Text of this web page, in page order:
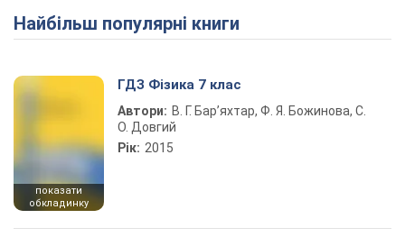
Найбільш популярні книги
показати
обкладинку
ГДЗ Фізика 7 клас
Автори: В. Г. Бар’яхтар, Ф. Я. Божинова, С.
О. Довгий
Рік: 2015